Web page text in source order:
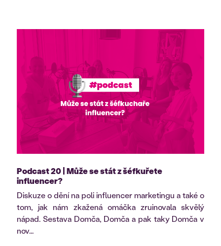
Podcast 20 | Může se stát z šéfkuřete
influencer?
Diskuze o dění na poli influencer marketingu a také o
tom, jak nám zkažená omáčka zruinovala skvělý
nápad. Sestava Domča, Domča a pak taky Domča v
nov...